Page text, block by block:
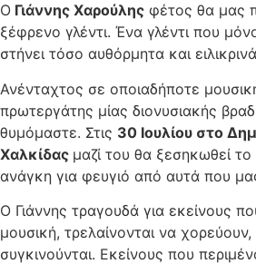
Ο Γιάννης Χαρούλης φέτος θα μας
ξέφρενο γλέντι. Ένα γλέντι που
στήνει τόσο αυθόρμητα και
Ανένταχτος σε οποιαδήποτε
πρωτεργάτης μίας διονυσιακής
θυμόμαστε. Στις 30 Ιουλίου στο
Χαλκίδας μαζί του θα ξεσηκωθεί
ανάγκη για φευγιό από αυτά που
Ο Γιάννης τραγουδά για εκείνους
μουσική, τρελαίνονται να
συγκινούνται. Εκείνους που